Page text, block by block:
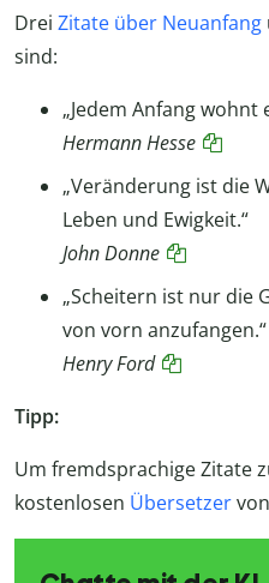
Drei Zitate über Neuanfang
sind:
„Jedem Anfang wohnt
Hermann Hesse
„Veränderung ist die
Leben und Ewigkeit.“
John Donne
„Scheitern ist nur die
von vorn anzufangen.“
Henry Ford
Tipp:
Um fremdsprachige Zitate
kostenlosen Übersetzer